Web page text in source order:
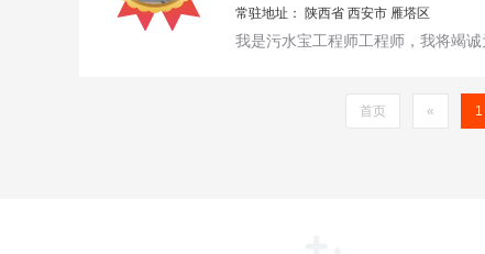
常驻地址： 陕西省 西安市 雁塔区
我是污水宝工程师工程师，我将竭诚
首页 « 1